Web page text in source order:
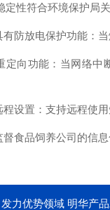
定性符合环境保护局
放电保护功能：当
功能：当网络中断
置：支持远程使用
品饲养公司的信息
发力优势领域 明华产